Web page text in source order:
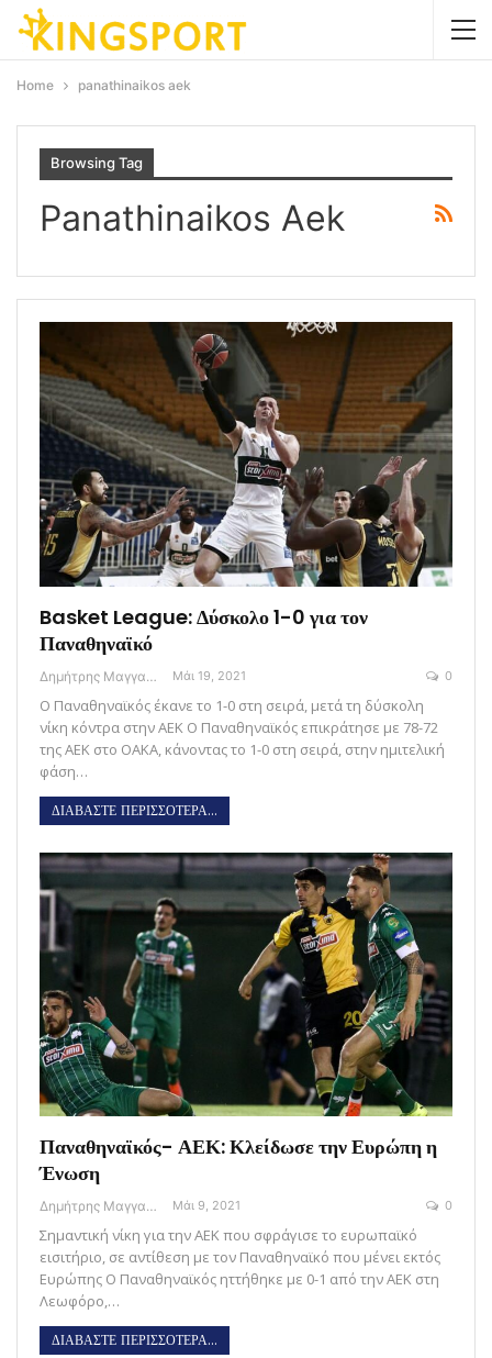
Home panathinaikos aek
Browsing Tag
Panathinaikos Aek
Basket League: Δύσκολο 1-0 για τον
Παναθηναϊκό
Δημήτρης Μαγγανάρης Μάι 19, 2021 0
Ο Παναθηναϊκός έκανε το 1-0 στη σειρά, μετά τη δύσκολη
νίκη κόντρα στην ΑΕΚ Ο Παναθηναϊκός επικράτησε με 78-72
της ΑΕΚ στο ΟΑΚΑ, κάνοντας το 1-0 στη σειρά, στην ημιτελική
φάση…
ΔΙΑΒΑΣΤΕ ΠΕΡΙΣΣΟΤΕΡΑ...
Παναθηναϊκός- ΑΕΚ: Κλείδωσε την Ευρώπη η
Ένωση
Δημήτρης Μαγγανάρης Μάι 9, 2021 0
Σημαντική νίκη για την ΑΕΚ που σφράγισε το ευρωπαϊκό
εισιτήριο, σε αντίθεση με τον Παναθηναϊκό που μένει εκτός
Ευρώπης Ο Παναθηναϊκός ηττήθηκε με 0-1 από την ΑΕΚ στη
Λεωφόρο,…
ΔΙΑΒΑΣΤΕ ΠΕΡΙΣΣΟΤΕΡΑ...